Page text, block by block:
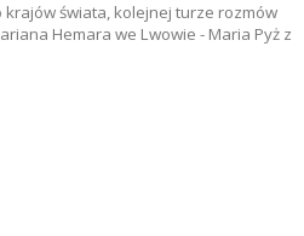
świata, kolejnej turze rozmów
Hemara we Lwowie - Maria Pyż z